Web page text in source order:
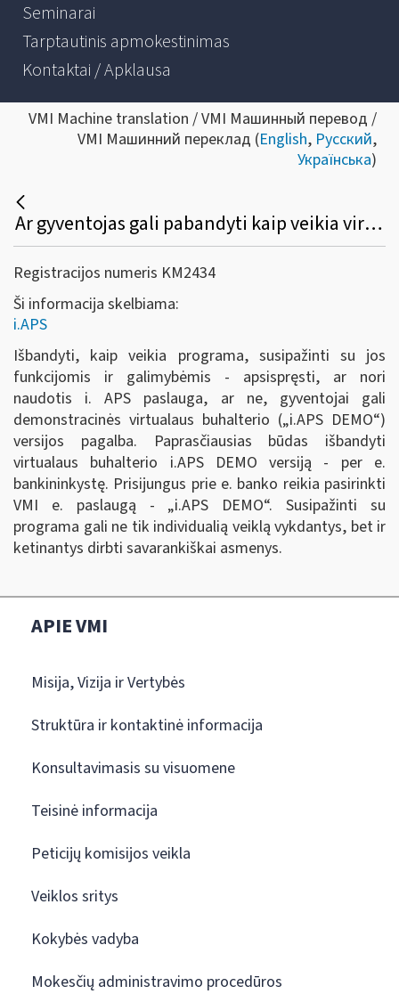
Seminarai
Tarptautinis apmokestinimas
Kontaktai / Apklausa
VMI Machine translation / VMI Машинный перевод /
VMI Машинний переклад (English, Русский,
Українська)
Ar gyventojas gali pabandyti kaip veikia virtualus buhalteris (i.APS)?
Registracijos numeris KM2434
Ši informacija skelbiama:
i.APS
Išbandyti, kaip veikia programa, susipažinti su jos
funkcijomis ir galimybėmis - apsispręsti, ar nori
naudotis i. APS paslauga, ar ne, gyventojai gali
demonstracinės virtualaus buhalterio („i.APS DEMO“)
versijos pagalba. Paprasčiausias būdas išbandyti
virtualaus buhalterio i.APS DEMO versiją - per e.
bankininkystę. Prisijungus prie e. banko reikia pasirinkti
VMI e. paslaugą - „i.APS DEMO“. Susipažinti su
programa gali ne tik individualią veiklą vykdantys, bet ir
ketinantys dirbti savarankiškai asmenys.
APIE VMI
Misija, Vizija ir Vertybės
Struktūra ir kontaktinė informacija
Konsultavimasis su visuomene
Teisinė informacija
Peticijų komisijos veikla
Veiklos sritys
Kokybės vadyba
Mokesčių administravimo procedūros